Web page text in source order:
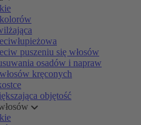
puszeniu się włosów
osadów i napraw
kręconych
objętość